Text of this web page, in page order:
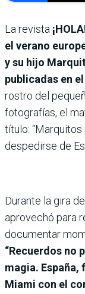
La revista
el verano
y su hijo
publicadas en
rostro del
fotografías, el
título:
despedirse de
Durante la gira
aprovechó para
documentar
“Recuerdos no
magia.
Miami con el